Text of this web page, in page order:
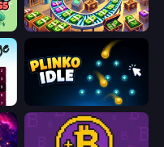
Money Factory: Tycoon Idle Game
Plinko Idle